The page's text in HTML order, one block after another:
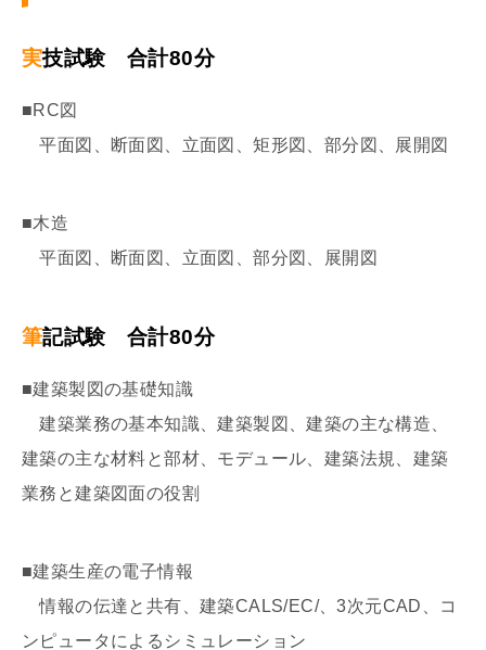
実技試験 合計80分
■RC図
平面図、断面図、立面図、矩形図、部分図、展開図
■木造
平面図、断面図、立面図、部分図、展開図
筆記試験 合計80分
■建築製図の基礎知識
建築業務の基本知識、建築製図、建築の主な構造、
建築の主な材料と部材、モデュール、建築法規、建築
業務と建築図面の役割
■建築生産の電子情報
情報の伝達と共有、建築CALS/EC/、3次元CAD、コ
ンピュータによるシミュレーション